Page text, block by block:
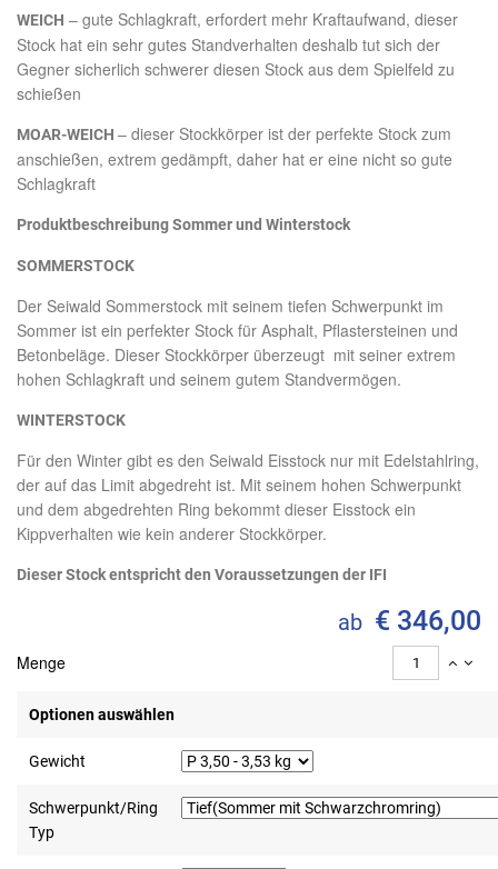
WEICH – gute Schlagkraft, erfordert mehr Kraftaufwand, dieser
Stock hat ein sehr gutes Standverhalten deshalb tut sich der
Gegner sicherlich schwerer diesen Stock aus dem Spielfeld zu
schießen
MOAR-WEICH – dieser Stockkörper ist der perfekte Stock zum
anschießen, extrem gedämpft, daher hat er eine nicht so gute
Schlagkraft
Produktbeschreibung Sommer und Winterstock
SOMMERSTOCK
Der Seiwald Sommerstock mit seinem tiefen Schwerpunkt im
Sommer ist ein perfekter Stock für Asphalt, Pflastersteinen und
Betonbeläge. Dieser Stockkörper überzeugt mit seiner extrem
hohen Schlagkraft und seinem gutem Standvermögen.
WINTERSTOCK
Für den Winter gibt es den Seiwald Eisstock nur mit Edelstahlring,
der auf das Limit abgedreht ist. Mit seinem hohen Schwerpunkt
und dem abgedrehten Ring bekommt dieser Eisstock ein
Kippverhalten wie kein anderer Stockkörper.
Dieser Stock entspricht den Voraussetzungen der IFI
ab € 346,00
Menge
Optionen auswählen
Gewicht
Schwerpunkt/Ring
Typ